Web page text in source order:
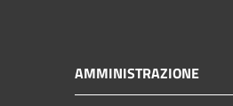
AMMINISTRAZIONE